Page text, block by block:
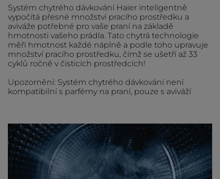
Systém chytrého dávkování Haier inteligentně
vypočítá přesné množství pracího prostředku a
aviváže potřebné pro vaše praní na základě
hmotnosti vašeho prádla. Tato chytrá technologie
měří hmotnost každé náplně a podle toho upravuje
množství pracího prostředku, čímž se ušetří až 33
cyklů ročně v čisticích prostředcích!
Upozornění: Systém chytrého dávkování není
kompatibilní s parfémy na praní, pouze s aviváží